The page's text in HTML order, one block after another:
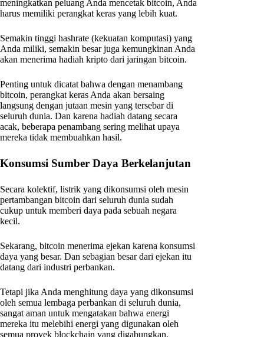
meningkatkan peluang Anda mencetak bitcoin, Anda
harus memiliki perangkat keras yang lebih kuat.
Semakin tinggi hashrate (kekuatan komputasi) yang
Anda miliki, semakin besar juga kemungkinan Anda
akan menerima hadiah kripto dari jaringan bitcoin.
Penting untuk dicatat bahwa dengan menambang
bitcoin, perangkat keras Anda akan bersaing
langsung dengan jutaan mesin yang tersebar di
seluruh dunia. Dan karena hadiah datang secara
acak, beberapa penambang sering melihat upaya
mereka tidak membuahkan hasil.
Konsumsi Sumber Daya Berkelanjutan
Secara kolektif, listrik yang dikonsumsi oleh mesin
pertambangan bitcoin dari seluruh dunia sudah
cukup untuk memberi daya pada sebuah negara
kecil.
Sekarang, bitcoin menerima ejekan karena konsumsi
daya yang besar. Dan sebagian besar dari ejekan itu
datang dari industri perbankan.
Tetapi jika Anda menghitung daya yang dikonsumsi
oleh semua lembaga perbankan di seluruh dunia,
sangat aman untuk mengatakan bahwa energi
mereka itu melebihi energi yang digunakan oleh
semua proyek blockchain yang digabungkan.